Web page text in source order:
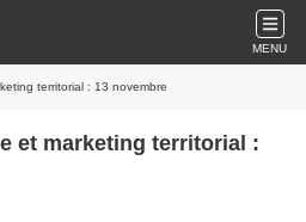
MENU
territorial : 13 novembre
et marketing territorial :